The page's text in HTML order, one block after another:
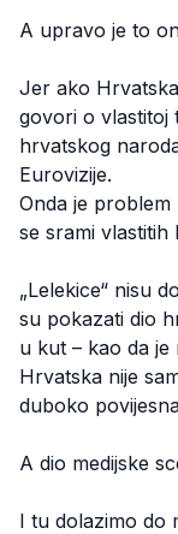
A upravo je to
Jer ako
govori o vlastitoj
hrvatskog
Eurovizije.
Onda je
se srami vlastitih
„Lelekice“ nisu
su pokazati dio
u kut – kao da
Hrvatska nije
duboko
A dio medijske
I tu dolazimo do